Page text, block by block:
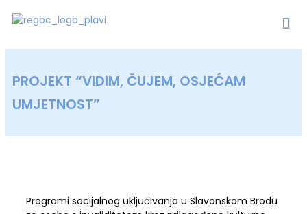
PROJEKT “VIDIM, ČUJEM, OSJEĆAM
UMJETNOST”
Programi socijalnog uključivanja u Slavonskom Brodu